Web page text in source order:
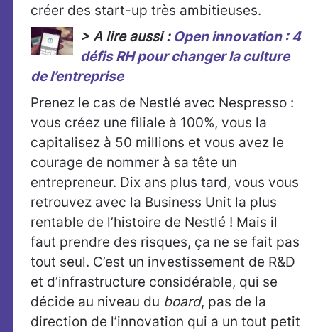
créer des start-up très ambitieuses.
> A lire aussi : Open innovation : 4
défis RH pour changer la culture
de l’entreprise
Prenez le cas de Nestlé avec Nespresso :
vous créez une filiale à 100%, vous la
capitalisez à 50 millions et vous avez le
courage de nommer à sa tête un
entrepreneur. Dix ans plus tard, vous vous
retrouvez avec la Business Unit la plus
rentable de l’histoire de Nestlé ! Mais il
faut prendre des risques, ça ne se fait pas
tout seul. C’est un investissement de R&D
et d’infrastructure considérable, qui se
décide au niveau du board, pas de la
direction de l’innovation qui a un tout petit